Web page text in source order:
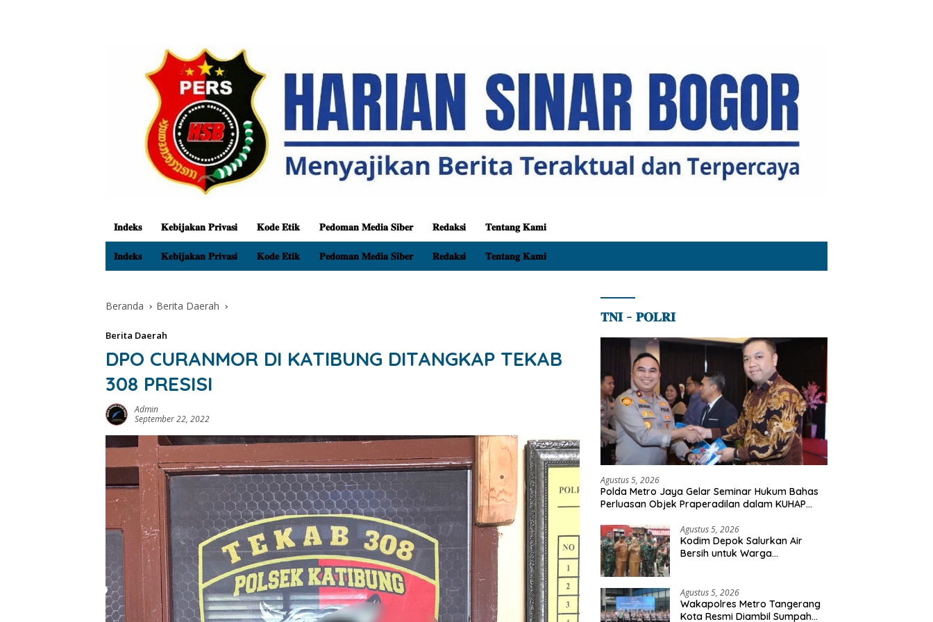
𝐈𝐧𝐝𝐞𝐤𝐬 𝐊𝐞𝐛𝐢𝐣𝐚𝐤𝐚𝐧 𝐏𝐫𝐢𝐯𝐚𝐬𝐢 𝐊𝐨𝐝𝐞 𝐄𝐭𝐢𝐤 𝐏𝐞𝐝𝐨𝐦𝐚𝐧 𝐌𝐞𝐝𝐢𝐚 𝐒𝐢𝐛𝐞𝐫 𝐑𝐞𝐝𝐚𝐤𝐬𝐢 𝐓𝐞𝐧𝐭𝐚𝐧𝐠 𝐊𝐚𝐦𝐢
𝐈𝐧𝐝𝐞𝐤𝐬 𝐊𝐞𝐛𝐢𝐣𝐚𝐤𝐚𝐧 𝐏𝐫𝐢𝐯𝐚𝐬𝐢 𝐊𝐨𝐝𝐞 𝐄𝐭𝐢𝐤 𝐏𝐞𝐝𝐨𝐦𝐚𝐧 𝐌𝐞𝐝𝐢𝐚 𝐒𝐢𝐛𝐞𝐫 𝐑𝐞𝐝𝐚𝐤𝐬𝐢 𝐓𝐞𝐧𝐭𝐚𝐧𝐠 𝐊𝐚𝐦𝐢
Beranda Berita Daerah
Berita Daerah
DPO CURANMOR DI KATIBUNG DITANGKAP TEKAB
308 PRESISI
Admin
September 22, 2022
𝐓𝐍𝐈 – 𝐏𝐎𝐋𝐑𝐈
Agustus 5, 2026
Polda Metro Jaya Gelar Seminar Hukum Bahas
Perluasan Objek Praperadilan dalam KUHAP
Agustus 5, 2026
Kodim Depok Salurkan Air
Bersih untuk Warga
Agustus 5, 2026
Wakapolres Metro Tangerang
Kota Resmi Diambil Sumpah